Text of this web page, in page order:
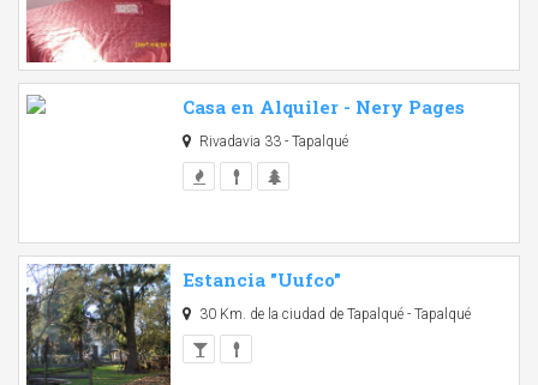
Casa en Alquiler - Nery Pages
Rivadavia 33 - Tapalqué
Estancia "Uufco"
30 Km. de la ciudad de Tapalqué - Tapalqué